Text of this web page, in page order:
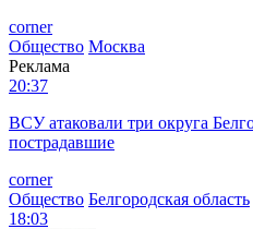
corner
Общество Москва
Реклама
20:37
ВСУ атаковали три округа
пострадавшие
corner
Общество Белгородская область
18:03